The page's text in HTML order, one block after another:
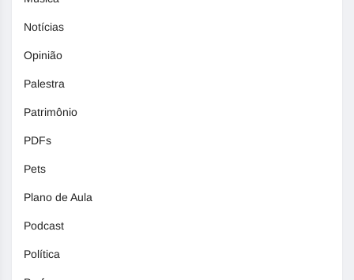
Notícias
Opinião
Palestra
Patrimônio
PDFs
Pets
Plano de Aula
Podcast
Política